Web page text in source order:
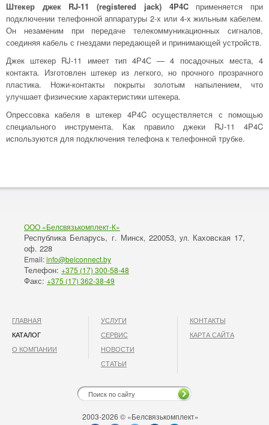
Штекер джек RJ-11 (registered jack) 4P4Cприменяется при
подключении телефонной аппаратуры 2-х или 4-х жильным кабелем.
Он незаменим при передаче телекоммуникационных сигналов,
соединяя кабель с гнездами передающей и принимающей устройств.
Джек штекер RJ-11 имеет тип 4Р4С — 4 посадочных места, 4
контакта. Изготовлен штекер из легкого, но прочного прозрачного
пластика. Ножи-контакты покрыты золотым напылением, что
улучшает физические характеристики штекера.
Опрессовка кабеля в штекер 4P4C осуществляется с помощью
специального инструмента. Как правило джеки RJ-11 4P4C
используются для подключения телефона к телефонной трубке.
ООО «Белсвязькомплект-К»
Республика Беларусь, г. Минск, 220053, ул. Каховская 17,
оф. 228
Email:info@belconnect.by
Телефон: +375 (17) 300-58-48
Факс: +375 (17) 362-38-49
ГЛАВНАЯ
КАТАЛОГ
О КОМПАНИИ
УСЛУГИ
СЕРВИС
НОВОСТИ
СТАТЬИ
КОНТАКТЫ
КАРТА САЙТА
2003-2026 © «Белсвязькомплект»